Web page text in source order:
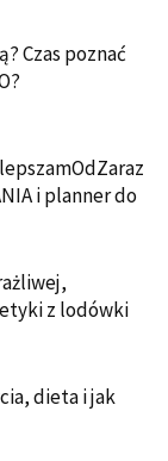
Czas poznać
i planner do
z lodówki
dieta i jak